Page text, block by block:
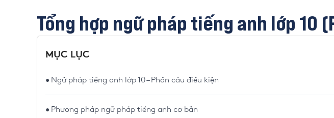
Tổng hợp ngữ pháp tiếng anh lớp 10
MỤC LỤC
Ngữ pháp tiếng anh lớp 10 – Phần câu điều kiện
Phương pháp ngữ pháp tiếng anh cơ bản